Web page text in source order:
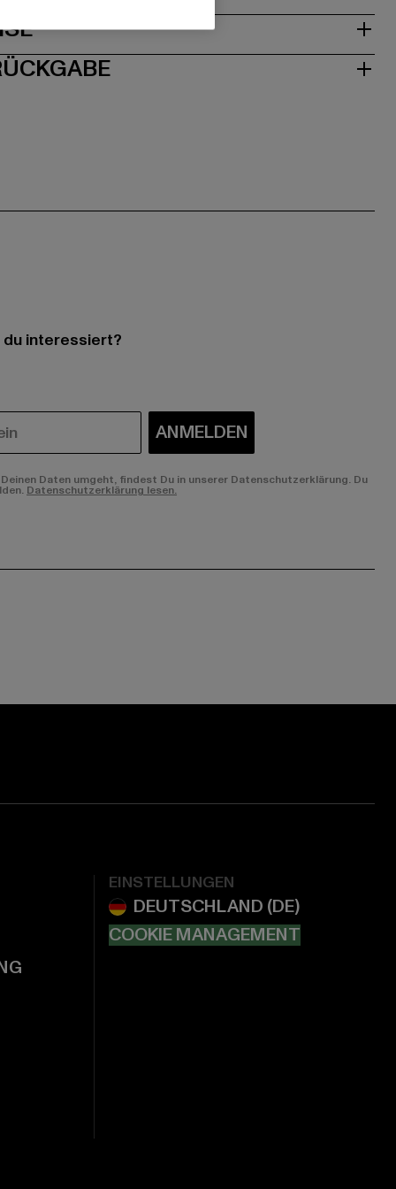
interessiert?
ANMELDEN
Daten umgeht, findest Du in unserer Datenschutzerklärung. Du
Datenschutzerklärung lesen.
EINSTELLUNGEN
COOKIE MANAGEMENT